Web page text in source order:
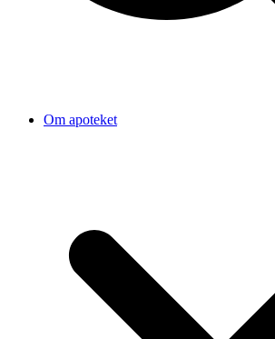
Om apoteket